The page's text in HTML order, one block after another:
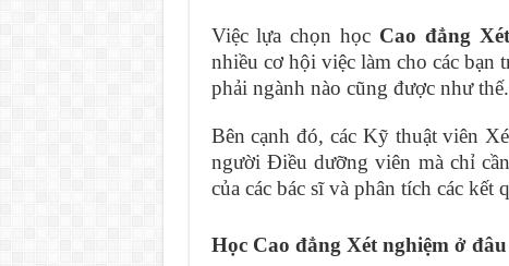
Việc lựa chọn học Cao đẳng
nhiều cơ hội việc làm cho các bạn
phải ngành nào cũng được như thế.
Bên cạnh đó, các Kỹ thuật viên
người Điều dưỡng viên mà chỉ
của các bác sĩ và phân tích các kết
Học Cao đẳng Xét nghiệm ở